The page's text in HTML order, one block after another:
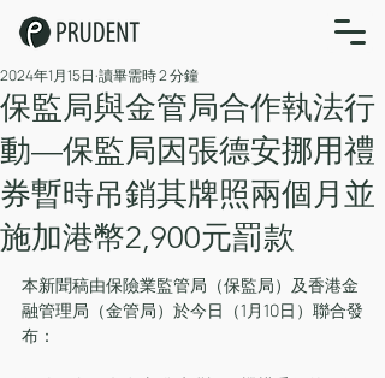
保監局與金管局合作執法行
動—保監局因張德安挪用禮
券暫時吊銷其牌照兩個月並
施加港幣2,900元罰款
2024年1月15日 讀畢需時 2 分鐘
本新聞稿由保險業監管局（保監局）及香港金
融管理局（金管局）於今日（1月10日）聯合發
布：